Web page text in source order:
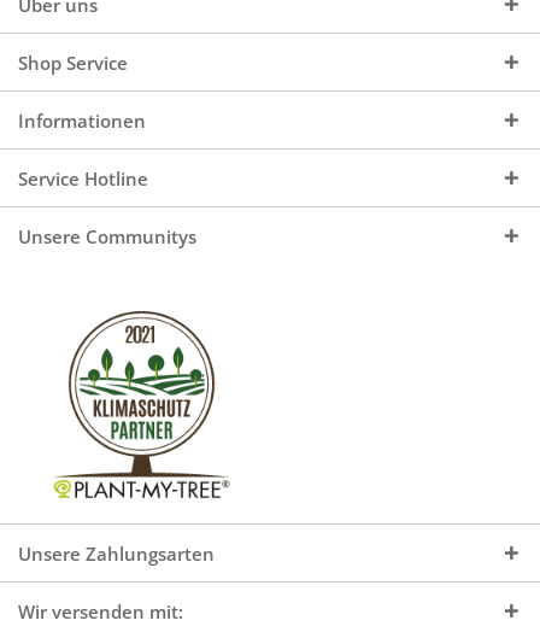
Über uns
Shop Service
Informationen
Service Hotline
Unsere Communitys
Unsere Zahlungsarten
Wir versenden mit: